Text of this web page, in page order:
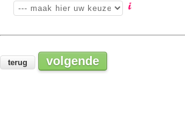
terug volgende